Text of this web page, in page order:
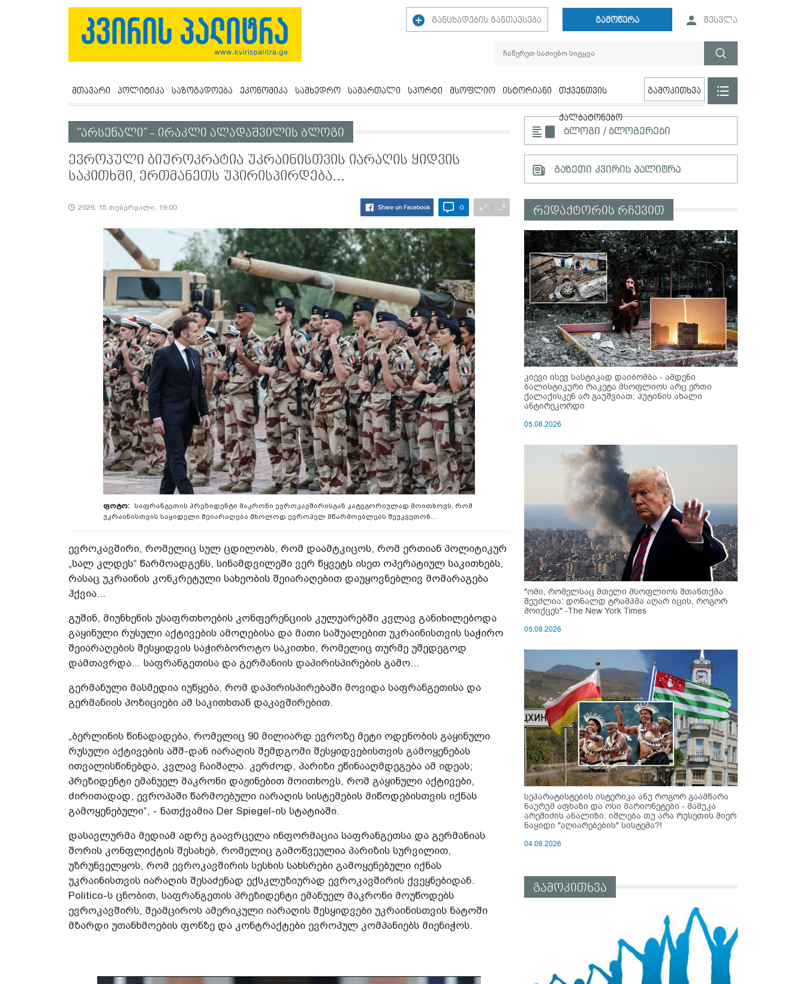
განცხადების განთავსება გამოწერა შესვლა
მთავარი პოლიტიკა საზოგადოება ეკონომიკა სამხედრო სამართალი სპორტი მსოფლიო ისტორიანი თქვენთვის
ქალბატონებო
გამოკითხვა
"არსენალი" - ირაკლი ალადაშვილის ბლოგი
ევროპული ბიუროკრატია უკრაინისთვის იარაღის ყიდვის
საკითხში, ერთმანეთს უპირისპირდება...
2026, 15 თებერვალი, 19:00 0 +A −A
საფრანგეთის პრეზიდენტი მაკრონი ევროკავშირისგან კატეგორიულად მოითხოვს, რომ
უკრაინისთვის საყიდელი შეიარაღება მხოლოდ ევროპელ მწარმოებლებს შეუკვეთონ...
ევროკავშირი, რომელიც სულ ცდილობს, რომ დაამტკიცოს, რომ ერთიან პოლიტიკურ
„სალ კლდეს“ წარმოადგენს, სინამდვილეში ვერ წყვეტს ისეთ ოპერატიულ საკითხებს,
რასაც უკრაინის კონკრეტული სახეობის შეიარაღებით დაუყოვნებლივ მომარაგება
ჰქვია...
გუშინ, მიუნხენის უსაფრთხოების კონფერენციის კულუარებში კვლავ განიხილებოდა
გაყინული რუსული აქტივების ამოღებისა და მათი საშუალებით უკრაინისთვის საჭირო
შეიარაღების შესყიდვის საჭირბოროტო საკითხი, რომელიც თურმე უშედეგოდ
დამთავრდა... საფრანგეთისა და გერმანიის დაპირისპირების გამო...
გერმანული მასმედია იუწყება, რომ დაპირისპირებაში მოვიდა საფრანგეთისა და
გერმანიის პოზიციები ამ საკითხთან დაკავშირებით.
„ბერლინის წინადადება, რომელიც 90 მილიარდ ევროზე მეტი ოდენობის გაყინული
რუსული აქტივების აშშ-დან იარაღის შემდგომი შესყიდვებისთვის გამოყენებას
ითვალისწინებდა, კვლავ ჩაიშალა. კერძოდ, პარიზი ეწინააღმდეგება ამ იდეას;
პრეზიდენტი ემანუელ მაკრონი დაჟინებით მოითხოვს, რომ გაყინული აქტივები,
ძირითადად, ევროპაში წარმოებული იარაღის სისტემების მიწოდებისთვის იქნას
გამოყენებული“, - ნათქვამია Der Spiegel-ის სტატიაში.
დასავლურმა მედიამ ადრე გაავრცელა ინფორმაცია საფრანგეთსა და გერმანიას
შორის კონფლიქტის შესახებ, რომელიც გამოწვეულია პარიზის სურვილით,
უზრუნველყოს, რომ ევროკავშირის სესხის სახსრები გამოყენებული იქნას
უკრაინისთვის იარაღის შესაძენად ექსკლუზიურად ევროკავშირის ქვეყნებიდან.
Politico-ს ცნობით, საფრანგეთის პრეზიდენტი ემანუელ მაკრონი მოუწოდებს
ევროკავშირს, შეამციროს ამერიკული იარაღის შესყიდვები უკრაინისთვის ნატოში
მზარდი უთანხმოების ფონზე და კონტრაქტები ევროპულ კომპანიებს მიენიჭოს.
ბლოგი / ბლოგერები
გაზეთი კვირის პალიტრა
რედაქტორის რჩევით
კიევი ისევ სასტიკად დაიბომბა - ამდენი
ბალისტიკური რაკეტა მსოფლიოს არც ერთი
ქალაქისკენ არ გაუშვიათ: პუტინის ახალი
ანტირეკორდი
05.08.2026
"ომი, რომელსაც მთელი მსოფლიოს შთანთქმა
შეუძლია: დონალდ ტრამპმა აღარ იცის, როგორ
მოიქცეს" -The New York Times
05.08.2026
სეპარატისტების ისტერიკა ანუ როგორ გაამწარა
ნაურუმ აფხაზი და ოსი მარიონეტები - მამუკა
არეშიძის ანალიზი: იშლება თუ არა რუსეთის მიერ
ნაყიდი "აღიარებების" სისტემა?!
04.08.2026
გამოკითხვა